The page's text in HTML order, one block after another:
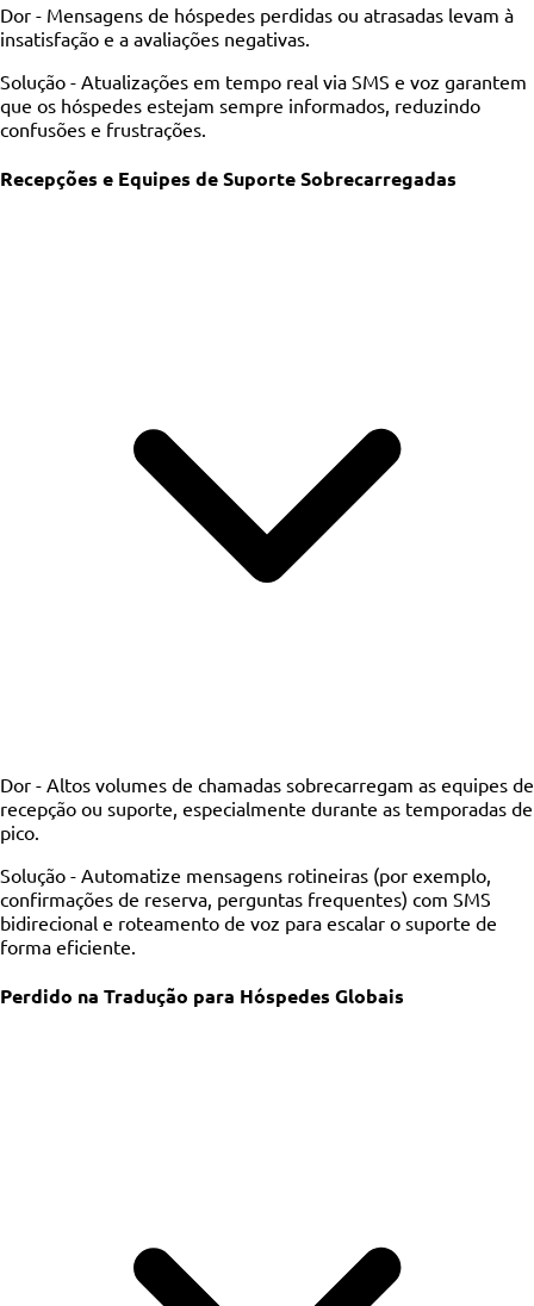
Dor - Mensagens de hóspedes perdidas ou atrasadas levam à
insatisfação e a avaliações negativas.
Solução - Atualizações em tempo real via SMS e voz garantem
que os hóspedes estejam sempre informados, reduzindo
confusões e frustrações.
Recepções e Equipes de Suporte Sobrecarregadas
Dor - Altos volumes de chamadas sobrecarregam as equipes de
recepção ou suporte, especialmente durante as temporadas de
pico.
Solução - Automatize mensagens rotineiras (por exemplo,
confirmações de reserva, perguntas frequentes) com SMS
bidirecional e roteamento de voz para escalar o suporte de
forma eficiente.
Perdido na Tradução para Hóspedes Globais